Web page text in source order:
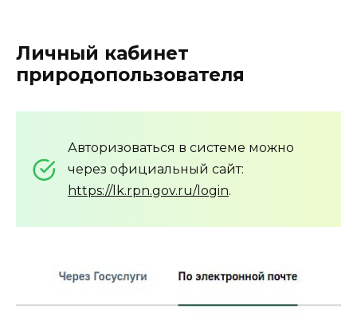
Личный кабинет
природопользователя
Авторизоваться в системе можно
через официальный сайт:
https://lk.rpn.gov.ru/login.